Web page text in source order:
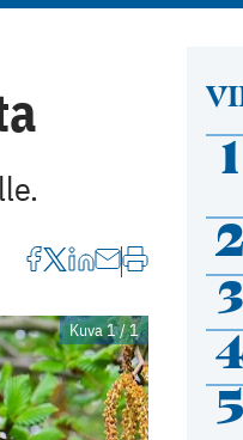
1
3
5
Kuva 1 / 1